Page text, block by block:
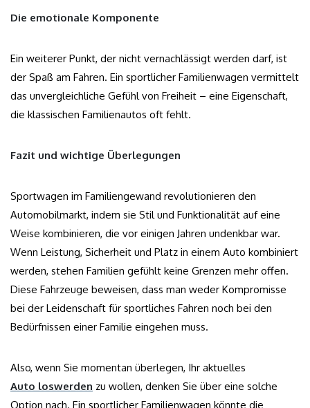
Die emotionale Komponente
Ein weiterer Punkt, der nicht vernachlässigt werden darf, ist
der Spaß am Fahren. Ein sportlicher Familienwagen vermittelt
das unvergleichliche Gefühl von Freiheit – eine Eigenschaft,
die klassischen Familienautos oft fehlt.
Fazit und wichtige Überlegungen
Sportwagen im Familiengewand revolutionieren den
Automobilmarkt, indem sie Stil und Funktionalität auf eine
Weise kombinieren, die vor einigen Jahren undenkbar war.
Wenn Leistung, Sicherheit und Platz in einem Auto kombiniert
werden, stehen Familien gefühlt keine Grenzen mehr offen.
Diese Fahrzeuge beweisen, dass man weder Kompromisse
bei der Leidenschaft für sportliches Fahren noch bei den
Bedürfnissen einer Familie eingehen muss.
Also, wenn Sie momentan überlegen, Ihr aktuelles
Auto loswerden zu wollen, denken Sie über eine solche
Option nach. Ein sportlicher Familienwagen könnte die